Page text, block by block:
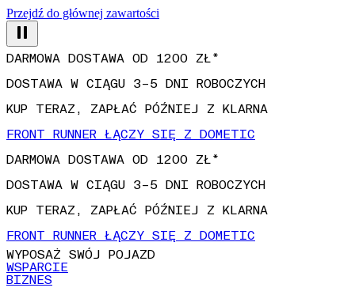
Przejdź do głównej zawartości
DOSTAWA W CIĄGU 3–5 DNI ROBOCZYCH
KUP TERAZ, ZAPŁAĆ PÓŹNIEJ Z KLARNA
FRONT RUNNER ŁĄCZY SIĘ Z DOMETIC
DARMOWA DOSTAWA OD 1200 ZŁ*
DOSTAWA W CIĄGU 3–5 DNI ROBOCZYCH
KUP TERAZ, ZAPŁAĆ PÓŹNIEJ Z KLARNA
FRONT RUNNER ŁĄCZY SIĘ Z DOMETIC
WYPOSAŻ SWÓJ POJAZD
WSPARCIE
BIZNES